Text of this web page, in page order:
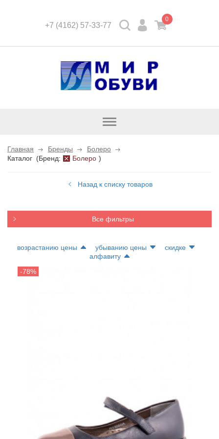
+7 (4162) 57-33-77
0
Открыть
Главная Бренды
Болеро
Каталог (Бренд: Болеро )
Назад к списку товаров
Все фильтры
возрастанию цены убыванию цены
скидке
алфавиту